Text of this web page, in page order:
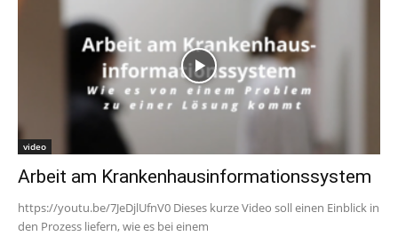
video
Arbeit am Krankenhausinformationssystem
https://youtu.be/7JeDjlUfnV0 Dieses kurze Video soll einen Einblick in
den Prozess liefern, wie es bei einem